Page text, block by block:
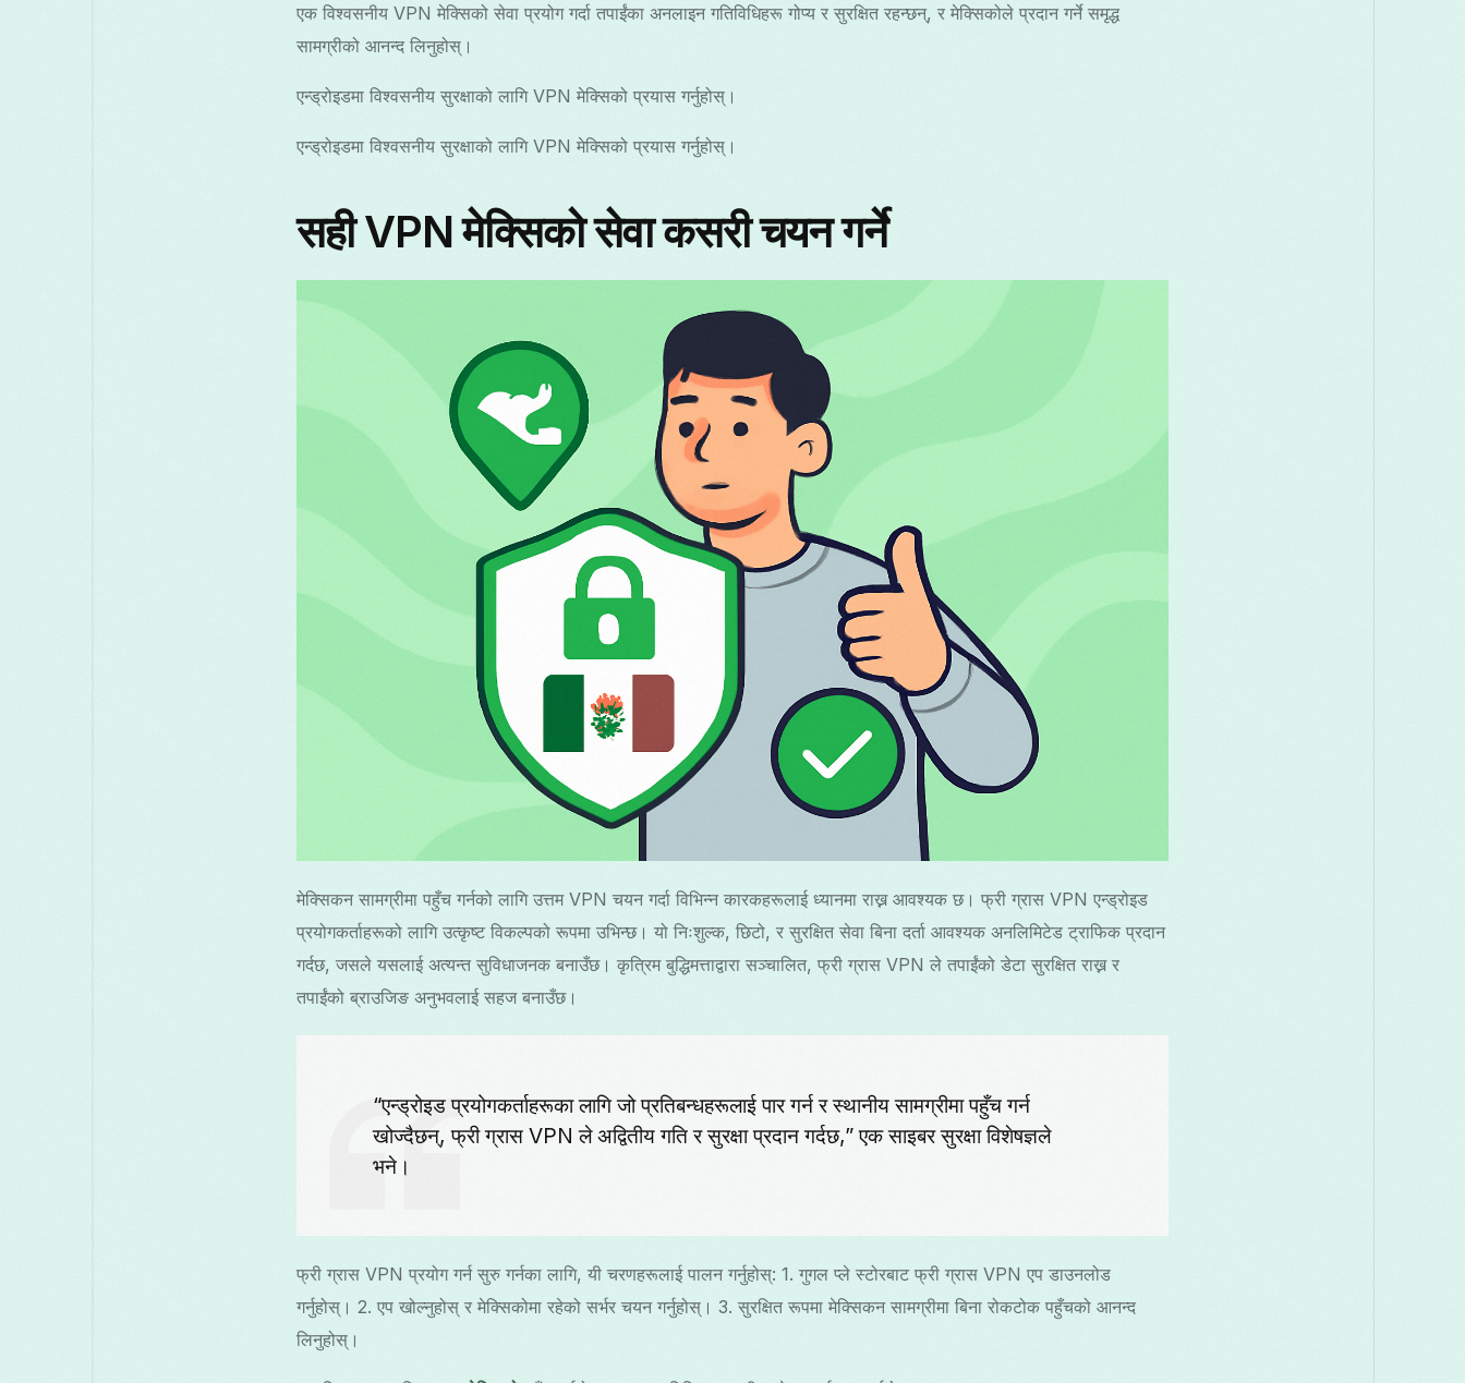
एक विश्वसनीय VPN मेक्सिको सेवा प्रयोग गर्दा तपाईंका अनलाइन गतिविधिहरू गोप्य र सुरक्षित रहन्छन्, र मेक्सिकोले प्रदान गर्ने समृद्ध
सामग्रीको आनन्द लिनुहोस्।
एन्ड्रोइडमा विश्वसनीय सुरक्षाको लागि VPN मेक्सिको प्रयास गर्नुहोस्।
एन्ड्रोइडमा विश्वसनीय सुरक्षाको लागि VPN मेक्सिको प्रयास गर्नुहोस्।
सही VPN मेक्सिको सेवा कसरी चयन गर्ने
मेक्सिकन सामग्रीमा पहुँच गर्नको लागि उत्तम VPN चयन गर्दा विभिन्न कारकहरूलाई ध्यानमा राख्न आवश्यक छ। फ्री ग्रास VPN एन्ड्रोइड
प्रयोगकर्ताहरूको लागि उत्कृष्ट विकल्पको रूपमा उभिन्छ। यो निःशुल्क, छिटो, र सुरक्षित सेवा बिना दर्ता आवश्यक अनलिमिटेड ट्राफिक प्रदान
गर्दछ, जसले यसलाई अत्यन्त सुविधाजनक बनाउँछ। कृत्रिम बुद्धिमत्ताद्वारा सञ्चालित, फ्री ग्रास VPN ले तपाईंको डेटा सुरक्षित राख्न र
तपाईंको ब्राउजिङ अनुभवलाई सहज बनाउँछ।
“एन्ड्रोइड प्रयोगकर्ताहरूका लागि जो प्रतिबन्धहरूलाई पार गर्न र स्थानीय सामग्रीमा पहुँच गर्न
खोज्दैछन्, फ्री ग्रास VPN ले अद्वितीय गति र सुरक्षा प्रदान गर्दछ,” एक साइबर सुरक्षा विशेषज्ञले
भने।
फ्री ग्रास VPN प्रयोग गर्न सुरु गर्नका लागि, यी चरणहरूलाई पालन गर्नुहोस्: 1. गुगल प्ले स्टोरबाट फ्री ग्रास VPN एप डाउनलोड
गर्नुहोस्। 2. एप खोल्नुहोस् र मेक्सिकोमा रहेको सर्भर चयन गर्नुहोस्। 3. सुरक्षित रूपमा मेक्सिकन सामग्रीमा बिना रोकटोक पहुँचको आनन्द
लिनुहोस्।